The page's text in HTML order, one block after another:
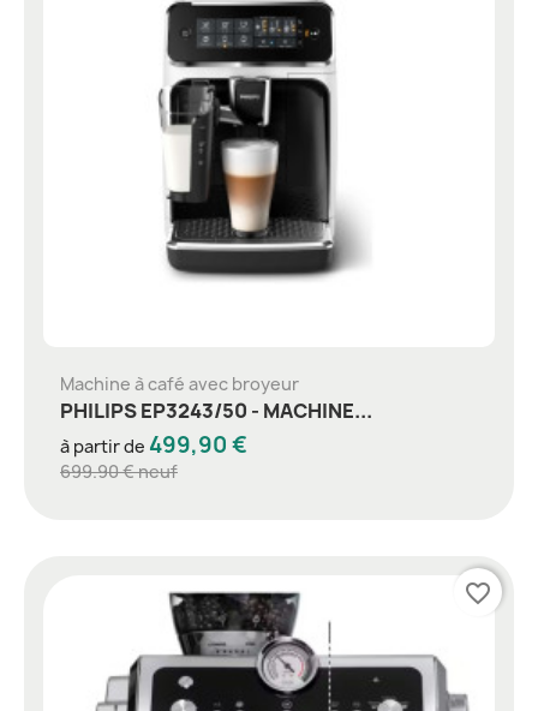
Machine à café avec broyeur
PHILIPS EP3243/50 - MACHINE...
à partir de 499,90 €
699.90 € neuf
favorite_border